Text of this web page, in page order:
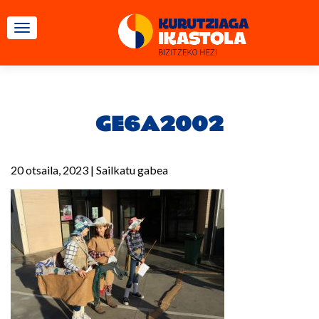
TOGGLE NAVIGATION
GE6A2002
20 otsaila, 2023 | Sailkatu gabea